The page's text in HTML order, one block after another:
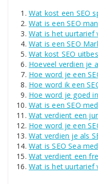
Wat kost een SEO
Wat is een SEO
Wat is het uurtarief
Wat is een SEO
Wat kost SEO
Hoeveel verdien je
Hoe word je een
Hoe word ik een
Hoe word je goed in
Wat is een SEO
Wat verdient een
Hoe word je een
Wat verdien je als
Wat is SEO Sea
Wat verdient een
Wat is het uurtarief